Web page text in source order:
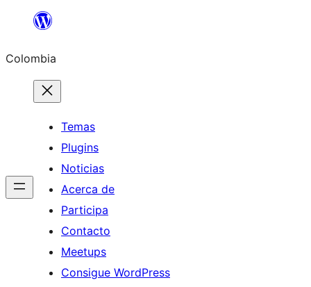
Saltar
contenido
Colombia
Temas
Plugins
Noticias
Acerca de
Participa
Contacto
Meetups
Consigue WordPress